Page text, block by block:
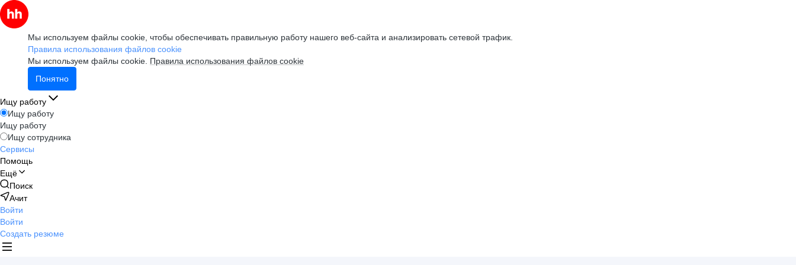
Мы используем файлы cookie, чтобы обеспечивать правильную работу нашего веб-сайта и анализировать сетевой трафик.
Правила использования файлов cookie
Мы используем файлы cookie. Правила использования файлов cookie
Понятно
Ищу работу
Ищу работу
Ищу работу
Ищу сотрудника
Сервисы
Помощь
Ещё
Поиск
Ачит
Войти
Войти
Создать резюме